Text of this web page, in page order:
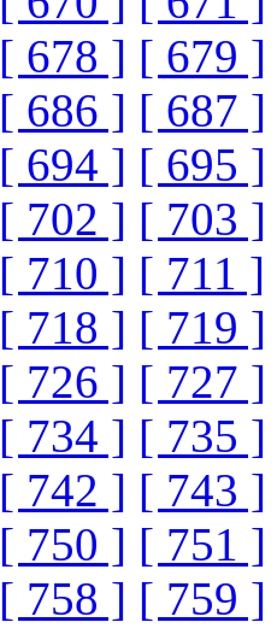
[ 678 ] [ 679 ]
[ 686 ] [ 687 ]
[ 694 ] [ 695 ]
[ 702 ] [ 703 ]
[ 710 ] [ 711 ]
[ 718 ] [ 719 ]
[ 726 ] [ 727 ]
[ 734 ] [ 735 ]
[ 742 ] [ 743 ]
[ 750 ] [ 751 ]
[ 758 ] [ 759 ]